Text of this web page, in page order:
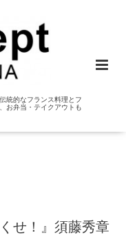
統的なフランス料理とフ
お弁当・テイクアウトも
せ！』須藤秀章